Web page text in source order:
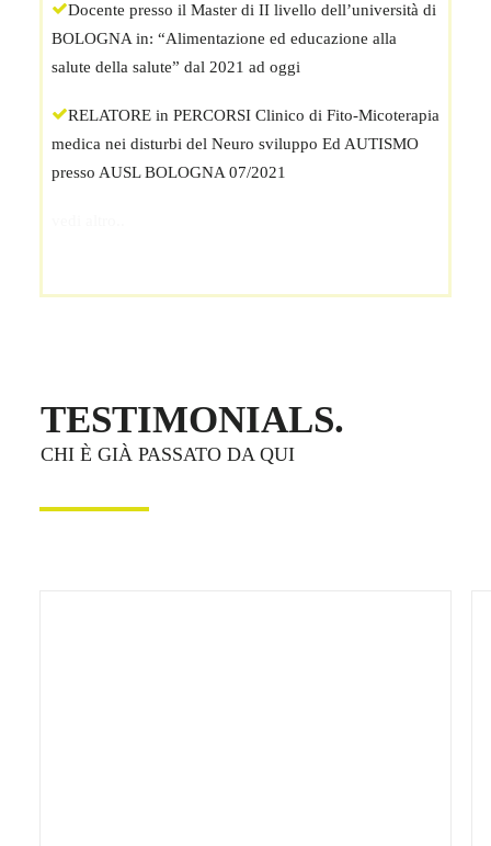
Docente presso il Master di II livello dell’università di
BOLOGNA in: “Alimentazione ed educazione alla
salute della salute” dal 2021 ad oggi
RELATORE in PERCORSI Clinico di Fito-Micoterapia
medica nei disturbi del Neuro sviluppo Ed AUTISMO
presso AUSL BOLOGNA 07/2021
TESTIMONIALS.
CHI È GIÀ PASSATO DA QUI